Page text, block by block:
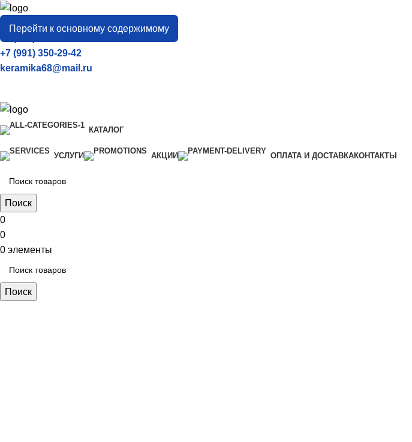
Перейти к основному содержимому
город
Тамбов
+7 (906) 657-33-54
+7 (991) 350-29-42
keramika68@mail.ru
КАТАЛОГ
УСЛУГИ АКЦИИ ОПЛАТА И ДОСТАВКАКОНТАКТЫ
Поиск
0
0
0 элементы
Поиск